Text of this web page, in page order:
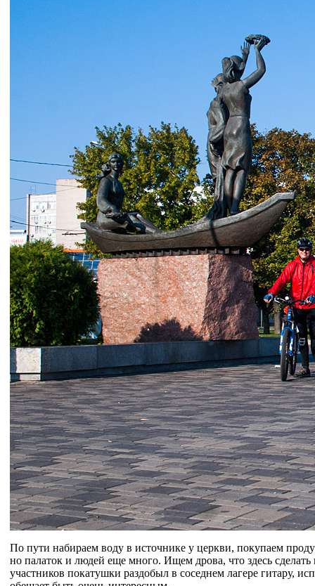
По пути набираем воду в источнике у церкви, покупаем
но палаток и людей еще много. Ищем дрова, что здесь
участников покатушки раздобыл в соседнем лагере гитару,